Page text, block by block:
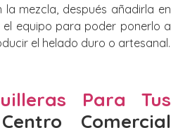
mezcla, después añadirla en
equipo para poder ponerlo a
el helado duro o artesanal.
Para Tus
Comercial